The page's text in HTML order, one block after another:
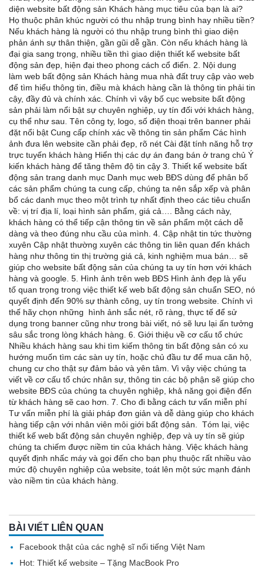
diện website bất động sản Khách hàng mục tiêu của bạn là ai?
Họ thuộc phân khúc người có thu nhập trung bình hay nhiều tiền?
Nếu khách hàng là người có thu nhập trung bình thì giao diện
phản ánh sự thân thiện, gần gũi dễ gần. Còn nếu khách hàng là
đại gia sang trọng, nhiều tiền thì giao diện thiết kế website bất
động sản đẹp, hiện đại theo phong cách cổ điển. 2. Nội dung
làm web bất động sản Khách hàng mua nhà đất truy cập vào web
để tìm hiểu thông tin, điều mà khách hàng cần là thông tin phải tin
cậy, đầy đủ và chính xác. Chính vì vậy bố cục website bất động
sản phải làm nổi bật sự chuyên nghiệp, uy tín đối với khách hàng,
cụ thể như sau. Tên công ty, logo, số điện thoại trên banner phải
đặt nổi bật Cung cấp chính xác về thông tin sản phẩm Các hình
ảnh đưa lên website cần phải đẹp, rõ nét Cài đặt tính năng hỗ trợ
trực tuyến khách hàng Hiển thị các dự án đang bán ở trang chủ Ý
kiến khách hàng để tăng thêm độ tin cậy 3. Thiết kế website bất
động sản trang danh mục Danh mục web BĐS dùng để phân bố
các sản phẩm chúng ta cung cấp, chúng ta nên sắp xếp và phân
bổ các danh mục theo một trình tự nhất định theo các tiêu chuẩn
về: vị trí địa lí, loại hình sản phẩm, giá cả…. Bằng cách này,
khách hàng có thể tiếp cận thông tin về sản phẩm một cách dễ
dàng và theo đúng nhu cầu của mình. 4. Cập nhật tin tức thường
xuyên Cập nhật thường xuyên các thông tin liên quan đến khách
hàng như thông tin thị trường giá cả, kinh nghiệm mua bán… sẽ
giúp cho website bất động sản của chúng ta uy tín hơn với khách
hàng và google. 5. Hình ảnh trên web BĐS Hình ảnh đẹp là yếu
tố quan trọng trong việc thiết kế web bất động sản chuẩn SEO, nó
quyết định đến 90% sự thành công, uy tín trong website. Chính vì
thế hãy chọn những hình ảnh sắc nét, rõ ràng, thực tế để sử
dụng trong banner cũng như trong bài viết, nó sẽ lưu lại ấn tưởng
sâu sắc trong lòng khách hàng. 6. Giới thiệu về cơ cấu tổ chức
Nhiều khách hàng sau khi tìm kiếm thông tin bất động sản có xu
hướng muốn tìm các sàn uy tín, hoặc chủ đầu tư để mua căn hộ,
chung cư cho thật sự đảm bảo và yên tâm. Vì vậy việc chúng ta
viết về cơ cấu tổ chức nhân sự, thông tin các bộ phận sẽ giúp cho
website BĐS của chúng ta chuyên nghiệp, khả năng gọi điện đến
từ khách hàng sẽ cao hơn. 7. Cho đi bằng cách tư vấn miễn phí
Tư vấn miễn phí là giải pháp đơn giản và dễ dàng giúp cho khách
hàng tiếp cận với nhân viên môi giới bất động sản. Tóm lại, việc
thiết kế web bất động sản chuyên nghiệp, đẹp và uy tín sẽ giúp
chúng ta chiếm được niềm tin của khách hàng. Việc khách hàng
quyết định nhấc máy và gọi đến cho bạn phụ thuộc rất nhiều vào
mức độ chuyên nghiệp của website, toát lên một sức mạnh đánh
vào niềm tin của khách hàng.
BÀI VIẾT LIÊN QUAN
Facebook thật của các nghệ sĩ nổi tiếng Việt Nam
Hot: Thiết kế website – Tặng MacBook Pro